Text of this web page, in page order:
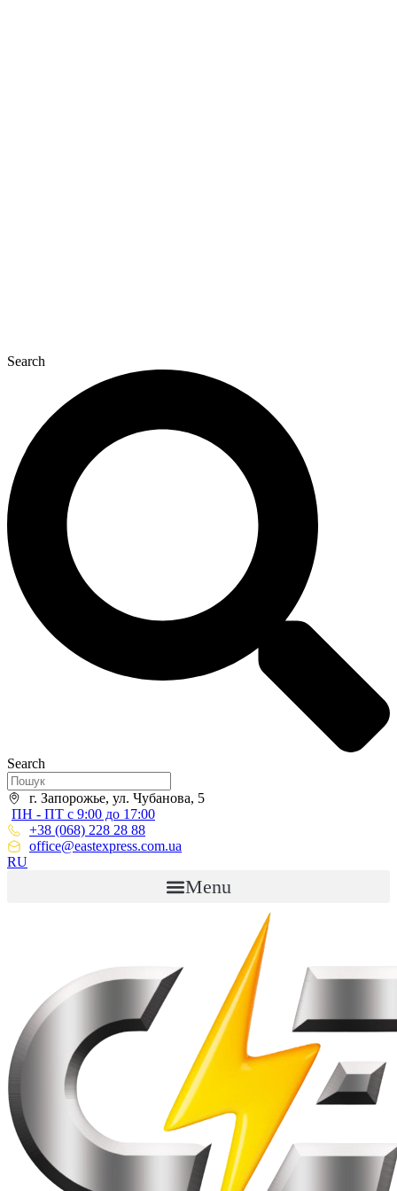
Search
Search
г. Запорожье, ул. Чубанова, 5
ПН - ПТ с 9:00 до 17:00
+38 (068) 228 28 88
office@eastexpress.com.ua
RU
Menu